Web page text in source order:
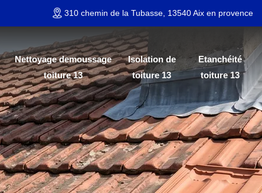
310 chemin de la Tubasse, 13540 Aix en provence
Nettoyage demoussage
toiture 13
Isolation de
toiture 13
Etanchéité
toiture 13